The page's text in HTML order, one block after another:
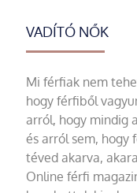
VADÍTÓ NŐK
Mi férfiak nem
hogy férfiből
arról, hogy mindig
és arról sem, hogy
téved akarva,
Online férfi